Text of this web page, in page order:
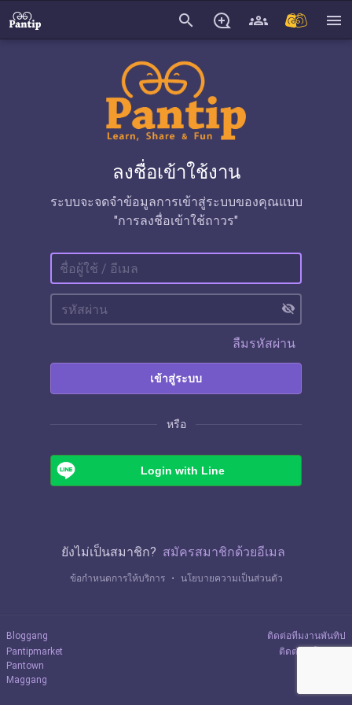
search menu
ลงชื่อเข้าใช้งาน
ระบบจะจดจำข้อมูลการเข้าสู่ระบบของคุณแบบ
"การลงชื่อเข้าใช้ถาวร"
visibility_off
ลืมรหัสผ่าน
เข้าสู่ระบบ
หรือ
Login with Line
ยังไม่เป็นสมาชิก? สมัครสมาชิกด้วยอีเมล
ข้อกำหนดการให้บริการ ・ นโยบายความเป็นส่วนตัว
Bloggang
Pantipmarket
Pantown
Maggang
ติดต่อทีมงานพันทิป
ติดต่อลงโฆษณา